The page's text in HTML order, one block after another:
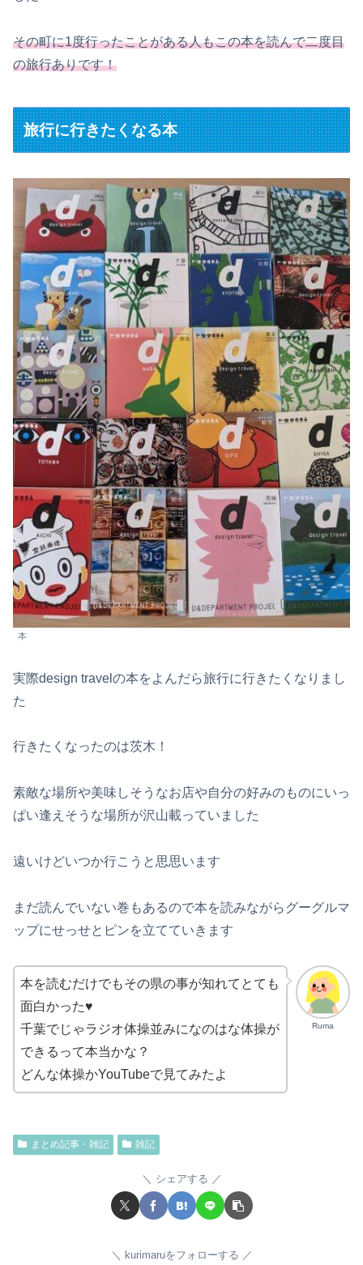
その町に1度行ったことがある人もこの本を読んで二度目
の旅行ありです！
旅行に行きたくなる本
本
実際design travelの本をよんだら旅行に行きたくなりまし
た
行きたくなったのは茨木！
素敵な場所や美味しそうなお店や自分の好みのものにいっ
ぱい逢えそうな場所が沢山載っていました
遠いけどいつか行こうと思思います
まだ読んでいない巻もあるので本を読みながらグーグルマ
ップにせっせとピンを立てていきます
Ruma
本を読むだけでもその県の事が知れてとても
面白かった♥
千葉でじゃラジオ体操並みになのはな体操が
できるって本当かな？
どんな体操かYouTubeで見てみたよ
まとめ記事・雑記 雑記
シェアする
kurimaruをフォローする